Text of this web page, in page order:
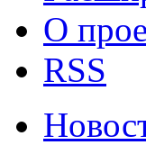
О
RSS